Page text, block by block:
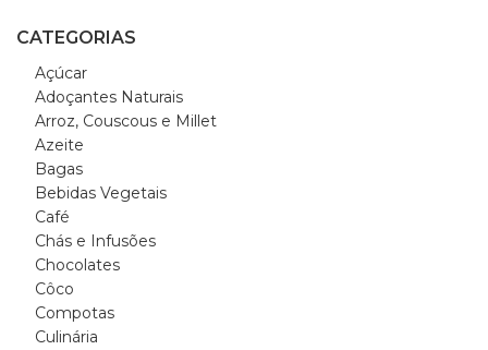
CATEGORIAS
Açúcar
Adoçantes Naturais
Arroz, Couscous e Millet
Azeite
Bagas
Bebidas Vegetais
Café
Chás e Infusões
Chocolates
Côco
Compotas
Culinária